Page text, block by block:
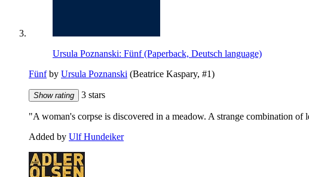
Ursula Poznanski: Fünf (Paperback, Deutsch language)
Fünfby Ursula Poznanski (Beatrice Kaspary, #1)
Show rating 3 stars
"A woman's corpse is discovered in a meadow. A strange combination of
Added by Ulf Hundeiker